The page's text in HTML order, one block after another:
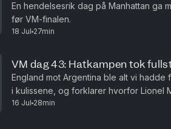
En hendelsesrik dag på Manhattan ga
før VM-finalen.
18 Jul 27min
VM dag 43: Hatkampen tok
England mot Argentina ble alt vi
i kulissene, og forklarer hvorfor Lionel
16 Jul 28min